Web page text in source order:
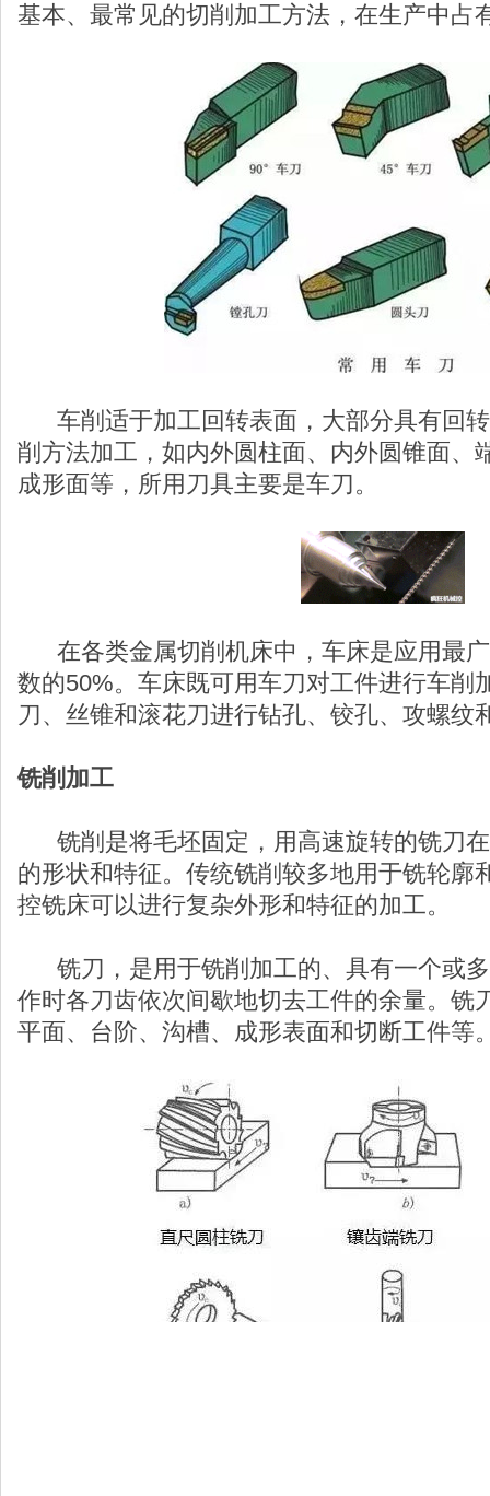
基本、最常见的切削加工方法，在生产中占
车削适于加工回转表面，大部分具有回
削方法加工，如内外圆柱面、内外圆锥面、
成形面等，所用刀具主要是车刀。
在各类金属切削机床中，车床是应用最
数的50%。车床既可用车刀对工件进行车削
刀、丝锥和滚花刀进行钻孔、铰孔、攻螺纹
铣削加工
铣削是将毛坯固定，用高速旋转的铣刀
的形状和特征。传统铣削较多地用于铣轮廓
控铣床可以进行复杂外形和特征的加工。
铣刀，是用于铣削加工的、具有一个或
作时各刀齿依次间歇地切去工件的余量。铣
平面、台阶、沟槽、成形表面和切断工件等